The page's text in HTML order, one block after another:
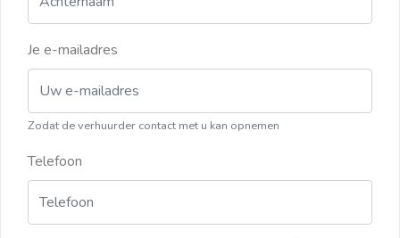
Je e-mailadres
Zodat de verhuurder contact met u kan opnemen
Telefoon